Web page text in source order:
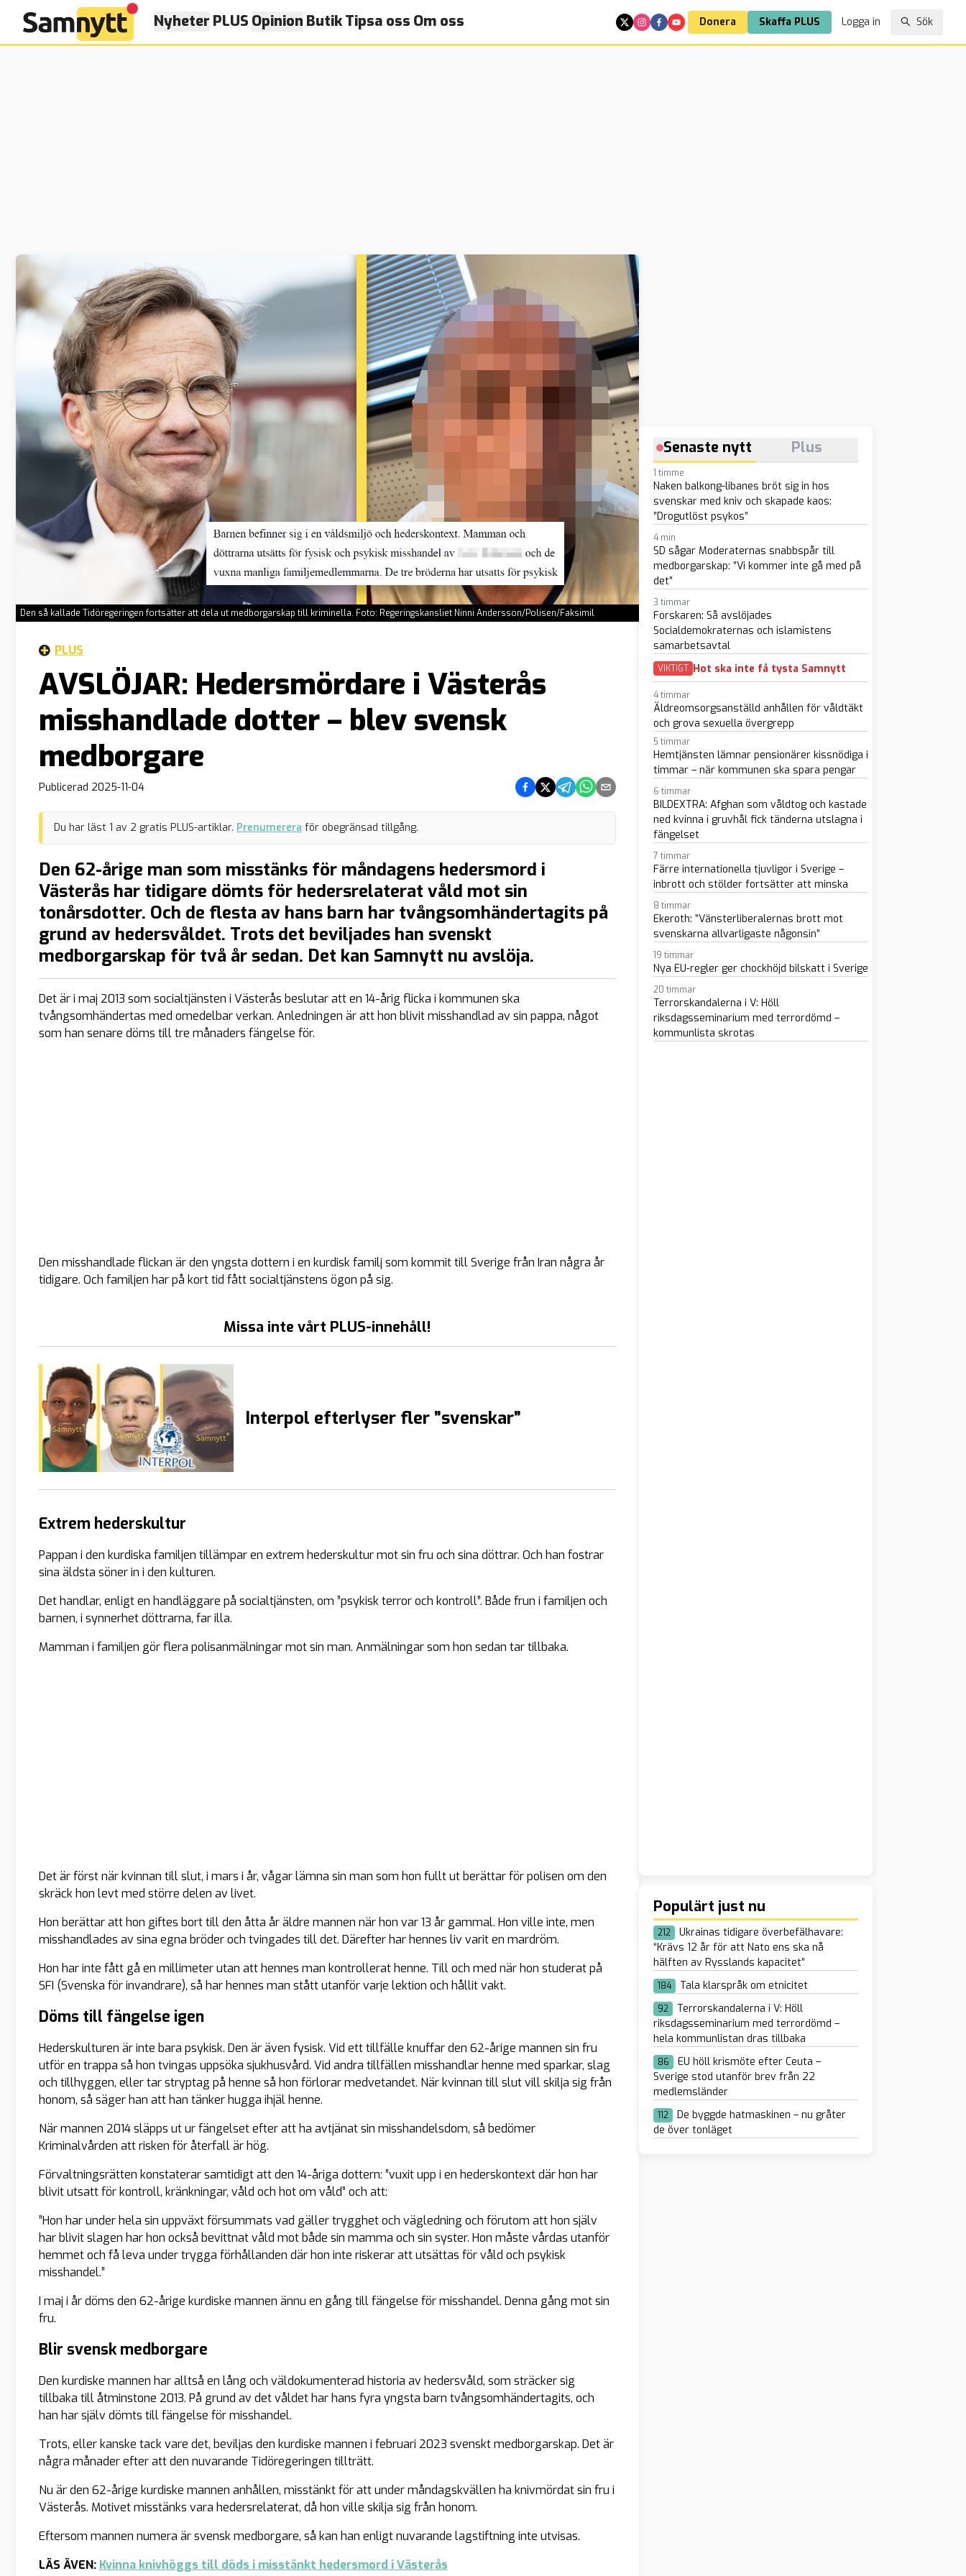
Nyheter PLUS Opinion ButikTipsa oss Om oss Donera Skaffa PLUS Logga in Sök
Den så kallade Tidöregeringen fortsätter att dela ut medborgarskap till kriminella. Foto: Regeringskansliet Ninni Andersson/Polisen/Faksimil
PLUS
AVSLÖJAR: Hedersmördare i Västerås
misshandlade dotter – blev svensk
medborgare
Publicerad 2025-11-04 Dela på Facebook
Dela på Twitter
Dela på Telegram
Dela på Whatsapp
Dela via e-post
Du har läst 1 av 2 gratis PLUS-artiklar. Prenumerera för obegränsad tillgång.
Den 62-årige man som misstänks för måndagens hedersmord i
Västerås har tidigare dömts för hedersrelaterat våld mot sin
tonårsdotter. Och de flesta av hans barn har tvångsomhändertagits på
grund av hedersvåldet. Trots det beviljades han svenskt
medborgarskap för två år sedan. Det kan Samnytt nu avslöja.
Det är i maj 2013 som socialtjänsten i Västerås beslutar att en 14-årig flicka i kommunen ska
tvångsomhändertas med omedelbar verkan. Anledningen är att hon blivit misshandlad av sin pappa, något
som han senare döms till tre månaders fängelse för.
Den misshandlade flickan är den yngsta dottern i en kurdisk familj som kommit till Sverige från Iran några år
tidigare. Och familjen har på kort tid fått socialtjänstens ögon på sig.
Missa inte vårt PLUS-innehåll!
Interpol efterlyser fler ”svenskar”
Extrem hederskultur
Pappan i den kurdiska familjen tillämpar en extrem hederskultur mot sin fru och sina döttrar. Och han fostrar
sina äldsta söner in i den kulturen.
Det handlar, enligt en handläggare på socialtjänsten, om ”psykisk terror och kontroll”. Både frun i familjen och
barnen, i synnerhet döttrarna, far illa.
Mamman i familjen gör flera polisanmälningar mot sin man. Anmälningar som hon sedan tar tillbaka.
Det är först när kvinnan till slut, i mars i år, vågar lämna sin man som hon fullt ut berättar för polisen om den
skräck hon levt med större delen av livet.
Hon berättar att hon giftes bort till den åtta år äldre mannen när hon var 13 år gammal. Hon ville inte, men
misshandlades av sina egna bröder och tvingades till det. Därefter har hennes liv varit en mardröm.
Hon har inte fått gå en millimeter utan att hennes man kontrollerat henne. Till och med när hon studerat på
SFI (Svenska för invandrare), så har hennes man stått utanför varje lektion och hållit vakt.
Döms till fängelse igen
Hederskulturen är inte bara psykisk. Den är även fysisk. Vid ett tillfälle knuffar den 62-årige mannen sin fru
utför en trappa så hon tvingas uppsöka sjukhusvård. Vid andra tillfällen misshandlar henne med sparkar, slag
och tillhyggen, eller tar stryptag på henne så hon förlorar medvetandet. När kvinnan till slut vill skilja sig från
honom, så säger han att han tänker hugga ihjäl henne.
När mannen 2014 släpps ut ur fängelset efter att ha avtjänat sin misshandelsdom, så bedömer
Kriminalvården att risken för återfall är hög.
Förvaltningsrätten konstaterar samtidigt att den 14-åriga dottern: ”vuxit upp i en hederskontext där hon har
blivit utsatt för kontroll, kränkningar, våld och hot om våld” och att:
”Hon har under hela sin uppväxt försummats vad gäller trygghet och vägledning och förutom att hon själv
har blivit slagen har hon också bevittnat våld mot både sin mamma och sin syster. Hon måste vårdas utanför
hemmet och få leva under trygga förhållanden där hon inte riskerar att utsättas för våld och psykisk
misshandel.”
I maj i år döms den 62-årige kurdiske mannen ännu en gång till fängelse för misshandel. Denna gång mot sin
fru.
Blir svensk medborgare
Den kurdiske mannen har alltså en lång och väldokumenterad historia av hedersvåld, som sträcker sig
tillbaka till åtminstone 2013. På grund av det våldet har hans fyra yngsta barn tvångsomhändertagits, och
han har själv dömts till fängelse för misshandel.
Trots, eller kanske tack vare det, beviljas den kurdiske mannen i februari 2023 svenskt medborgarskap. Det är
några månader efter att den nuvarande Tidöregeringen tillträtt.
Nu är den 62-årige kurdiske mannen anhållen, misstänkt för att under måndagskvällen ha knivmördat sin fru i
Västerås. Motivet misstänks vara hedersrelaterat, då hon ville skilja sig från honom.
Eftersom mannen numera är svensk medborgare, så kan han enligt nuvarande lagstiftning inte utvisas.
LÄS ÄVEN: Kvinna knivhöggs till döds i misstänkt hedersmord i Västerås
Senaste nytt Plus
1 timme
Naken balkong-libanes bröt sig in hos
svenskar med kniv och skapade kaos:
”Drogutlöst psykos”
4 min
SD sågar Moderaternas snabbspår till
medborgarskap: ”Vi kommer inte gå med på
det”
3 timmar
Forskaren: Så avslöjades
Socialdemokraternas och islamistens
samarbetsavtal
VIKTIGT Hot ska inte få tysta Samnytt
4 timmar
Äldreomsorgsanställd anhållen för våldtäkt
och grova sexuella övergrepp
5 timmar
Hemtjänsten lämnar pensionärer kissnödiga i
timmar – när kommunen ska spara pengar
6 timmar
BILDEXTRA: Afghan som våldtog och kastade
ned kvinna i gruvhål fick tänderna utslagna i
fängelset
7 timmar
Färre internationella tjuvligor i Sverige –
inbrott och stölder fortsätter att minska
8 timmar
Ekeroth: ”Vänsterliberalernas brott mot
svenskarna allvarligaste någonsin”
19 timmar
Nya EU-regler ger chockhöjd bilskatt i Sverige
20 timmar
Terrorskandalerna i V: Höll
riksdagsseminarium med terrordömd –
kommunlista skrotas
Populärt just nu
212
Ukrainas tidigare överbefälhavare:
“Krävs 12 år för att Nato ens ska nå
hälften av Rysslands kapacitet”
184 Tala klarspråk om etnicitet
92
Terrorskandalerna i V: Höll
riksdagsseminarium med terrordömd –
hela kommunlistan dras tillbaka
86
EU höll krismöte efter Ceuta –
Sverige stod utanför brev från 22
medlemsländer
112
De byggde hatmaskinen – nu gråter
de över tonläget